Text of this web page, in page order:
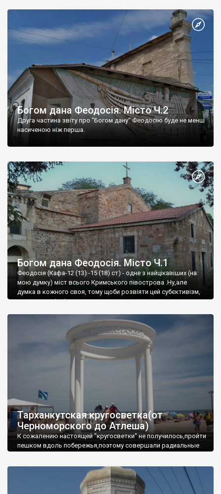
Богом дана Феодосія. Місто Ч.2
Друга частина звіту про "Богом дану" Феодосію буде не менш
насиченою ніж перша.
Богом дана Феодосія. Місто Ч.1
Феодосія (Кафа-12 (13) -15 (18) ст) - одне з найцікавіших (на
мою думку) міст всього Кримського півострова .Ну,але
думка в кожного своя, тому щоби розвіяти цей субєктивізм,
запрошую відвідати це
Тарханкутская кругосветка(от
Черноморского до Атлеша)
К сожалению настоящей "кругосветки" не получилось,пройти
пешком вдоль побережья,поэтому совершали радиальные